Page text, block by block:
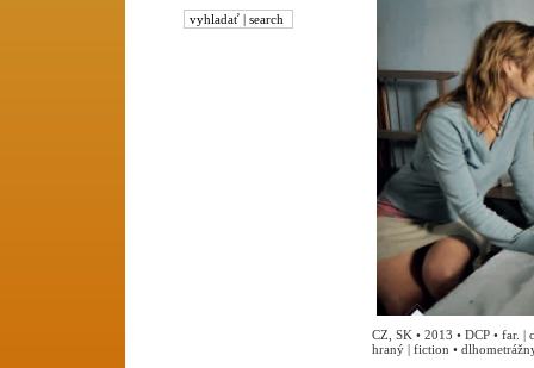
CZ, SK • 2013 • DCP • far.
hraný | fiction •